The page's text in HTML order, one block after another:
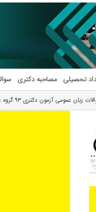
تحصیلی مصاحبه دکتری
زبان عمومی آزمون دکتری ۹۳ گروه علوم پزشکی ۲